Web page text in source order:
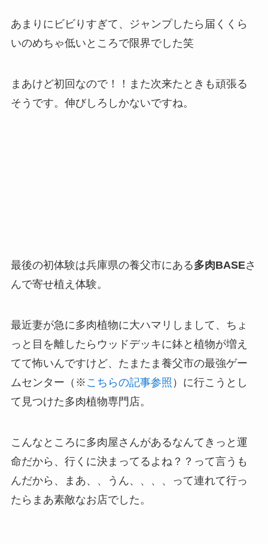
あまりにビビりすぎて、ジャンプしたら届くくら
いのめちゃ低いところで限界でした笑
まあけど初回なので！！また次来たときも頑張る
そうです。伸びしろしかないですね。
最後の初体験は兵庫県の養父市にある多肉BASEさ
んで寄せ植え体験。
最近妻が急に多肉植物に大ハマリしまして、ちょ
っと目を離したらウッドデッキに鉢と植物が増え
てて怖いんですけど、たまたま養父市の最強ゲー
ムセンター（※ こちらの記事参照 ）に行こうとし
て見つけた多肉植物専門店。
こんなところに多肉屋さんがあるなんてきっと運
命だから、行くに決まってるよね？？って言うも
んだから、まあ、、うん、、、、って連れて行っ
たらまあ素敵なお店でした。